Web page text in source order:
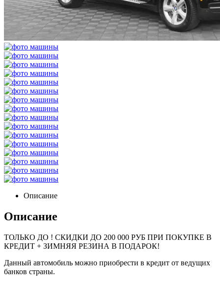
Описание
Описание
ТОЛЬКО ДО ! СКИДКИ ДО 200 000 РУБ ПРИ ПОКУПКЕ В
КРЕДИТ + ЗИМНЯЯ РЕЗИНА В ПОДАРОК!
Данный автомобиль можно приобрести в кредит от ведущих
банков страны.